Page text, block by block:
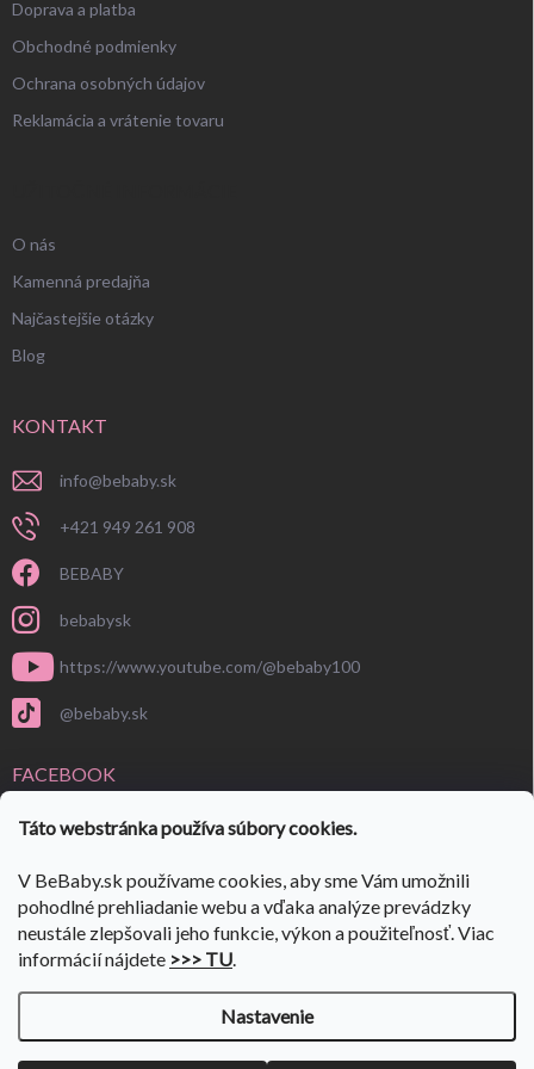
Táto webstránka používa súbory cookies.
V BeBaby.sk používame cookies, aby sme Vám umožnili
pohodlné prehliadanie webu a vďaka analýze prevádzky
neustále zlepšovali jeho funkcie, výkon a použiteľnosť. Viac
informácií nájdete >>> TU.
Nastavenie
Doprava a platba
Obchodné podmienky
Ochrana osobných údajov
Reklamácia a vrátenie tovaru
O nás
Kamenná predajňa
Najčastejšie otázky
Blog
KONTAKT
info@bebaby.sk
+421 949 261 908
BEBABY
bebabysk
https://www.youtube.com/@bebaby100
@bebaby.sk
FACEBOOK
Copyright 2026BeBaby.sk. Všetky práva vyhradené.Upraviť nastavenie